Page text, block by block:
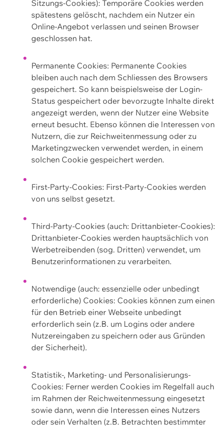
Sitzungs-Cookies): Temporäre Cookies werden
spätestens gelöscht, nachdem ein Nutzer ein
Online-Angebot verlassen und seinen Browser
geschlossen hat.
Permanente Cookies: Permanente Cookies
bleiben auch nach dem Schliessen des Browsers
gespeichert. So kann beispielsweise der Login-
Status gespeichert oder bevorzugte Inhalte direkt
angezeigt werden, wenn der Nutzer eine Website
erneut besucht. Ebenso können die Interessen von
Nutzern, die zur Reichweitenmessung oder zu
Marketingzwecken verwendet werden, in einem
solchen Cookie gespeichert werden.
First-Party-Cookies: First-Party-Cookies werden
von uns selbst gesetzt.
Third-Party-Cookies (auch: Drittanbieter-Cookies):
Drittanbieter-Cookies werden hauptsächlich von
Werbetreibenden (sog. Dritten) verwendet, um
Benutzerinformationen zu verarbeiten.
Notwendige (auch: essenzielle oder unbedingt
erforderliche) Cookies: Cookies können zum einen
für den Betrieb einer Webseite unbedingt
erforderlich sein (z.B. um Logins oder andere
Nutzereingaben zu speichern oder aus Gründen
der Sicherheit).
Statistik-, Marketing- und Personalisierungs-
Cookies: Ferner werden Cookies im Regelfall auch
im Rahmen der Reichweitenmessung eingesetzt
sowie dann, wenn die Interessen eines Nutzers
oder sein Verhalten (z.B. Betrachten bestimmter